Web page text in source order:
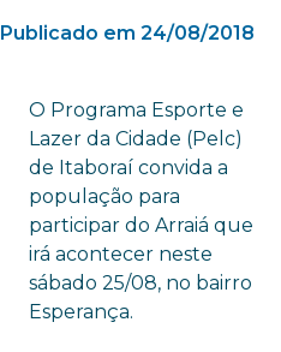
Publicado em 24/08/2018
O Programa Esporte e
Lazer da Cidade (Pelc)
de Itaboraí convida a
população para
participar do Arraiá que
irá acontecer neste
sábado 25/08, no bairro
Esperança.